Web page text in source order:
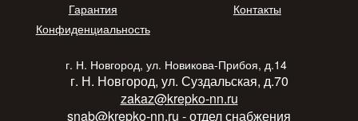
Гарантия
Конфиденциальность
Контакты
г. Н. Новгород, ул. Новикова-Прибоя, д.14
г. Н. Новгород, ул. Суздальская, д.70
zakaz@krepko-nn.ru
snab@krepko-nn.ru - отдел снабжения